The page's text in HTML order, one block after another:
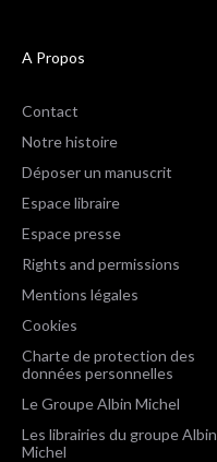
A Propos
Contact
Notre histoire
Déposer un manuscrit
Espace libraire
Espace presse
Rights and permissions
Mentions légales
Cookies
Charte de protection des
données personnelles
Le Groupe Albin Michel
Les librairies du groupe Albin
Michel